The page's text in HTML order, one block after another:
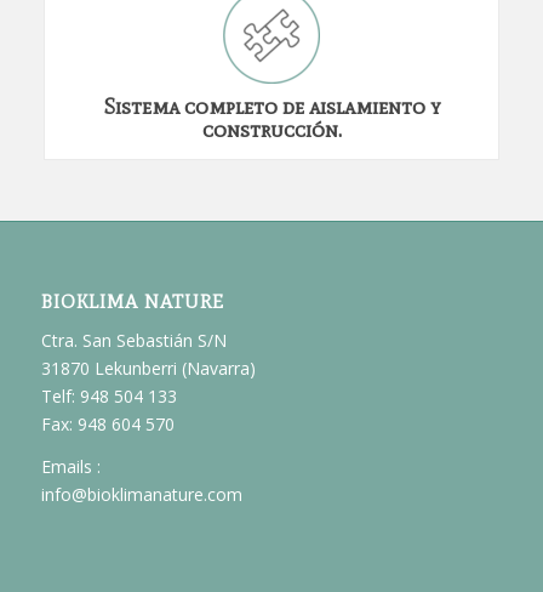
Sistema completo de aislamiento y
construcción.
BIOKLIMA NATURE
Ctra. San Sebastián S/N
31870 Lekunberri (Navarra)
Telf: 948 504 133
Fax: 948 604 570
Emails :
info@bioklimanature.com